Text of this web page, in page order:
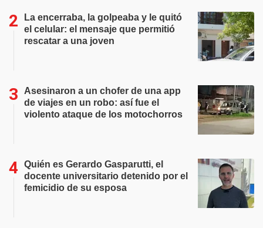
La encerraba, la golpeaba y le quitó
el celular: el mensaje que permitió
rescatar a una joven
Asesinaron a un chofer de una app
de viajes en un robo: así fue el
violento ataque de los motochorros
Quién es Gerardo Gasparutti, el
docente universitario detenido por el
femicidio de su esposa